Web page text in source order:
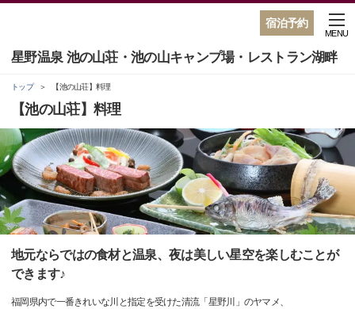
宿泊予約
星野温泉 池の山荘・池の山キャンプ場・レストラン湖畔
MENU
トップ 【池の山荘】料理
【池の山荘】料理
地元ならではの食材と温泉、夜は美しい星空を楽しむことが
できます♪
福岡県内で一番きれいな川と指定を受けた清流「星野川」のヤマメ、